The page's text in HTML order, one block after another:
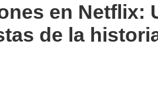
en Netflix:
de la